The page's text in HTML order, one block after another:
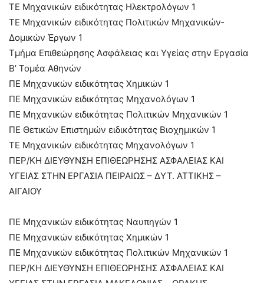
ΤΕ Μηχανικών ειδικότητας Ηλεκτρολόγων 1
ΤΕ Μηχανικών ειδικότητας Πολιτικών Μηχανικών­
Δομικών Έργων 1
Τμήμα Επιθεώρησης Ασφάλειας και Υγείας στην Εργασία
Β’ Τομέα Αθηνών
ΠΕ Μηχανικών ειδικότητας Χημικών 1
ΠΕ Μηχανικών ειδικότητας Μηχανολόγων 1
ΠΕ Μηχανικών ειδικότητας Πολιτικών Μηχανικών 1
ΠΕ Θετικών Επιστημών ειδικότητας Βιοχημικών 1
ΤΕ Μηχανικών ειδικότητας Μηχανολόγων 1
ΠΕΡ/ΚΗ ΔΙΕΥΘΥΝΣΗ ΕΠΙΘΕΩΡΗΣΗΣ ΑΣΦΑΛΕΙΑΣ ΚΑΙ
ΥΓΕΙΑΣ ΣΤΗΝ ΕΡΓΑΣΙΑ ΠΕΙΡΑΙΩΣ – ΔΥΤ. ΑΤΤΙΚΗΣ –
ΑΙΓΑΙΟΥ
ΠΕ Μηχανικών ειδικότητας Ναυπηγών 1
ΠΕ Μηχανικών ειδικότητας Χημικών 1
ΠΕ Μηχανικών ειδικότητας Πολιτικών Μηχανικών 1
ΠΕΡ/ΚΗ ΔΙΕΥΘΥΝΣΗ ΕΠΙΘΕΩΡΗΣΗΣ ΑΣΦΑΛΕΙΑΣ ΚΑΙ